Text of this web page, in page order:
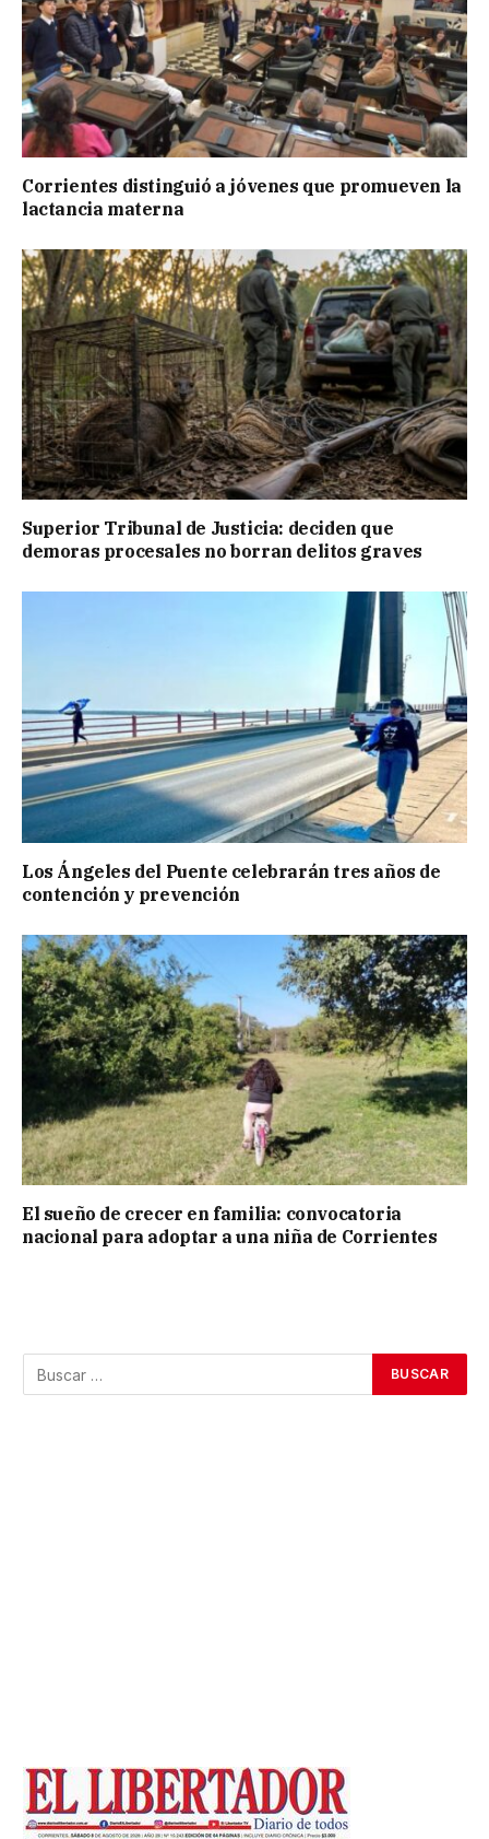
Corrientes distinguió a jóvenes que promueven la
lactancia materna
Superior Tribunal de Justicia: deciden que
demoras procesales no borran delitos graves
Los Ángeles del Puente celebrarán tres años de
contención y prevención
El sueño de crecer en familia: convocatoria
nacional para adoptar a una niña de Corrientes